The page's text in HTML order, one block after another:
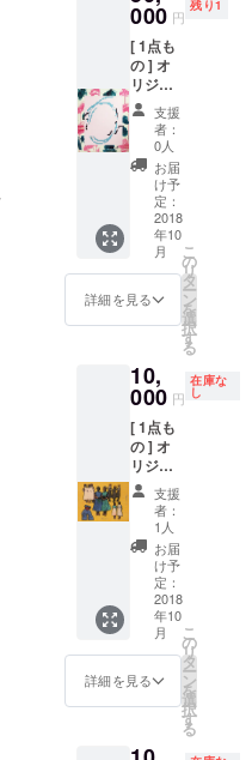
+ 現場
レポー
トメー
ル(写真
付)
ン入 +
ポスト
カード
(大)2枚
絵柄ラ
ンダム
(直筆サ
イン入)
+ 心を
込めた
お礼の
お手紙
+ ス
テッ
カー1枚
+ 現場
付)
000 円
残り1
[ 1点も
の ] オ
リジナ
ル ペイ
ント作
品 (can
vas)
F20 :
72.7cm
60.6cm
アクリ
ルペイ
ント、
スク
リーン
キャン
バス / 直
筆サイ
ン入 +
ポスト
カード
(大)4枚
(直筆サ
イン入)
+ 心を
込めた
お礼の
お手紙
+ ス
テッ
カー1枚
+ 現場
付)
支援
者：
0人
お届
け予
定：
2018
年10
月
詳細を見る
こ
の
リ
タ
ー
ン
を
選
択
す
る
10,
000 円
在庫な
し
[ 1点も
の ] オ
リジナ
ル ペイ
ント作
(paper)
F5 :
35cm x
27cm
シルク
スク
リー
ン、
マー
カーペ
マット
支援
者：
1人
お届
け予
定：
2018
年10
月
詳細を見る
こ
の
リ
タ
ー
ン
を
選
択
す
る